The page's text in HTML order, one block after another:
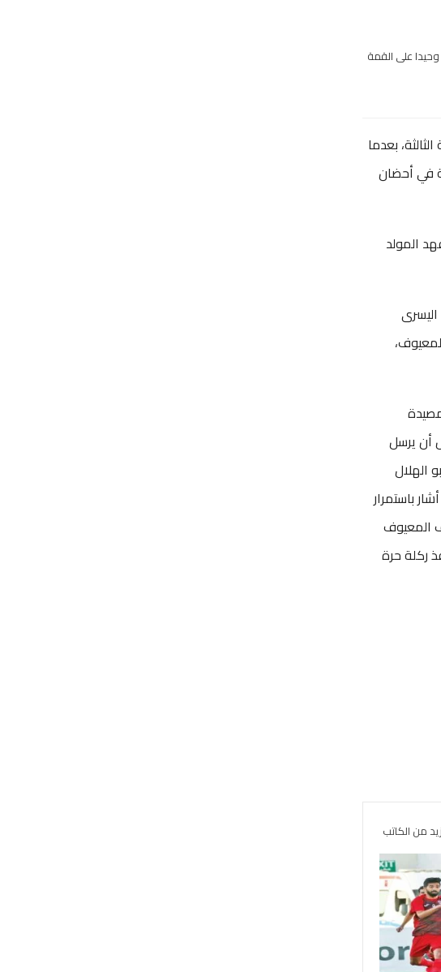
بعدما
في أحضان
المولد
في مصيدة
قبل أن يرسل
الهلال
الاتحاد في الدقيقة 87، ولكن الحكم أشار باستمرار
أضاع فرصة محققة أخرى للهلال في الدقيقة 88.ووقف المعيوف
ركلة حرة
من الكاتب